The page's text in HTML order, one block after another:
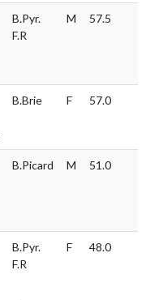
B.Pyr.
F.R
M 57.5
B.Brie F 57.0
B.Picard M 51.0
B.Pyr.
F.R
F 48.0